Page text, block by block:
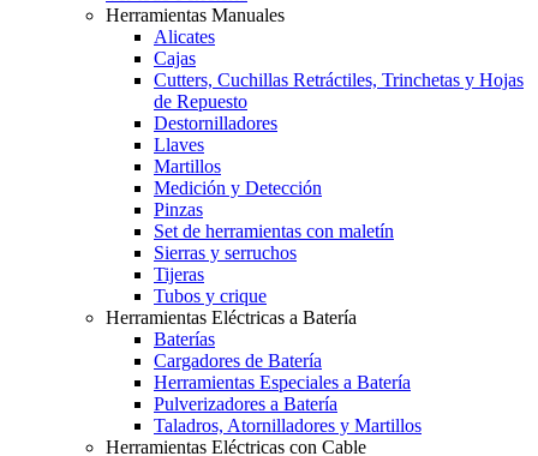
Herramientas Manuales
Alicates
Cajas
Cutters, Cuchillas Retráctiles, Trinchetas y Hojas
de Repuesto
Destornilladores
Llaves
Martillos
Medición y Detección
Pinzas
Set de herramientas con maletín
Sierras y serruchos
Tijeras
Tubos y crique
Herramientas Eléctricas a Batería
Baterías
Cargadores de Batería
Herramientas Especiales a Batería
Pulverizadores a Batería
Taladros, Atornilladores y Martillos
Herramientas Eléctricas con Cable